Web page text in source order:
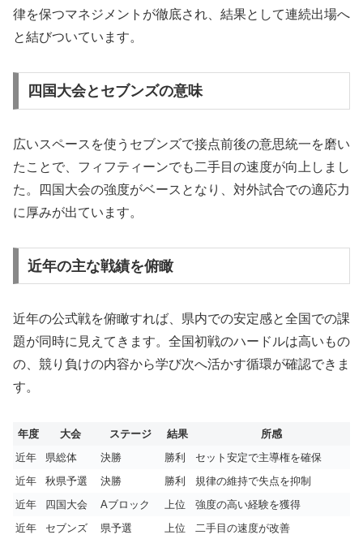
律を保つマネジメントが徹底され、結果として連続出場へ
と結びついています。
四国大会とセブンズの意味
広いスペースを使うセブンズで接点前後の意思統一を磨い
たことで、フィフティーンでも二手目の速度が向上しまし
た。四国大会の強度がベースとなり、対外試合での適応力
に厚みが出ています。
近年の主な戦績を俯瞰
近年の公式戦を俯瞰すれば、県内での安定感と全国での課
題が同時に見えてきます。全国初戦のハードルは高いもの
の、競り負けの内容から学び次へ活かす循環が確認できま
す。
年度 大会 ステージ 結果
所感
近年
県総体 決勝 勝利
セット安定で主導権を確保
近年
秋県予選 決勝 勝利
規律の維持で失点を抑制
近年
四国大会 Aブロック 上位
強度の高い経験を獲得
近年
セブンズ 県予選 上位
二手目の速度が改善